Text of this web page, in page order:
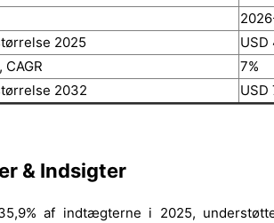
2025
7%
2032
& Indsigter
af indtægterne i 2025,